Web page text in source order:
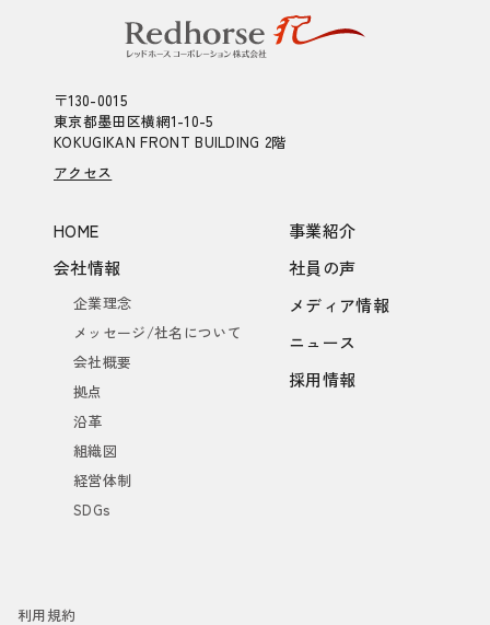
〒130-0015
東京都墨田区横網1-10-5
KOKUGIKAN FRONT BUILDING 2階
アクセス
HOME
会社情報
企業理念
メッセージ/社名について
会社概要
拠点
沿革
組織図
経営体制
SDGs
事業紹介
社員の声
メディア情報
ニュース
採用情報
利用規約